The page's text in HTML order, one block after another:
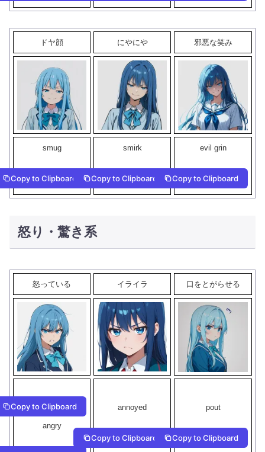
ドヤ顔 にやにや 邪悪な笑み
smug
Copy to Clipboard
smirk
Copy to Clipboard
evil grin
Copy to Clipboard
怒り・驚き系
怒っている イライラ 口をとがらせる
Copy to Clipboard
angry
annoyed
Copy to Clipboard
pout
Copy to Clipboard